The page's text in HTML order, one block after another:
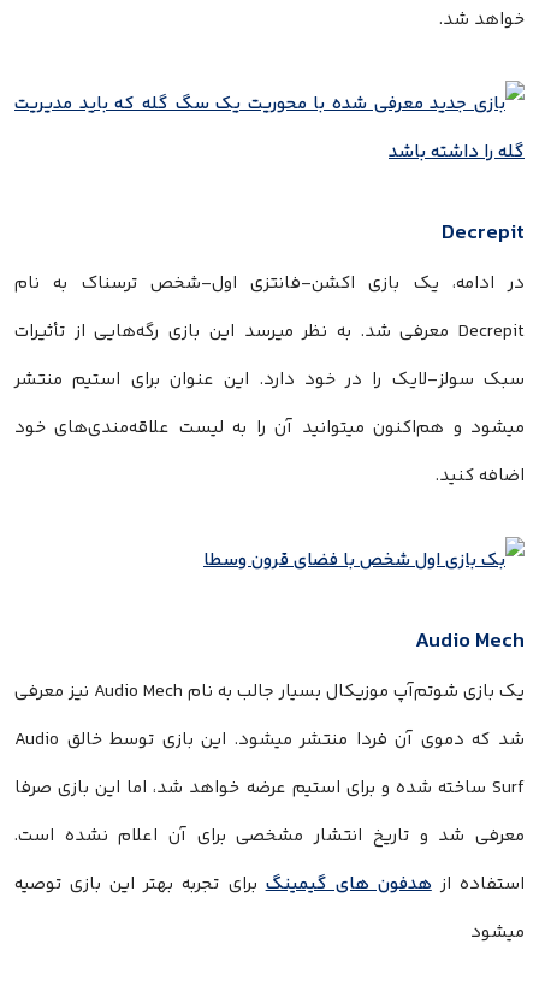
خواهد شد.
Decrepit
در ادامه، یک بازی اکشن-فانتزی اول-شخص ترسناک به نام
Decrepit معرفی شد. به نظر میرسد این بازی رگه‌هایی از تأثیرات
سبک سولز-لایک را در خود دارد. این عنوان برای استیم منتشر
میشود و هم‌اکنون میتوانید آن را به لیست علاقه‌مندی‌های خود
اضافه کنید.
Audio Mech
یک بازی شوتم‌آپ موزیکال بسیار جالب به نام Audio Mech نیز معرفی
شد که دموی آن فردا منتشر میشود. این بازی توسط خالق Audio
Surf ساخته شده و برای استیم عرضه خواهد شد، اما این بازی صرفا
معرفی شد و تاریخ انتشار مشخصی برای آن اعلام نشده است.
استفاده ازهدفون های گیمینگبرای تجربه بهتر این بازی توصیه
میشود